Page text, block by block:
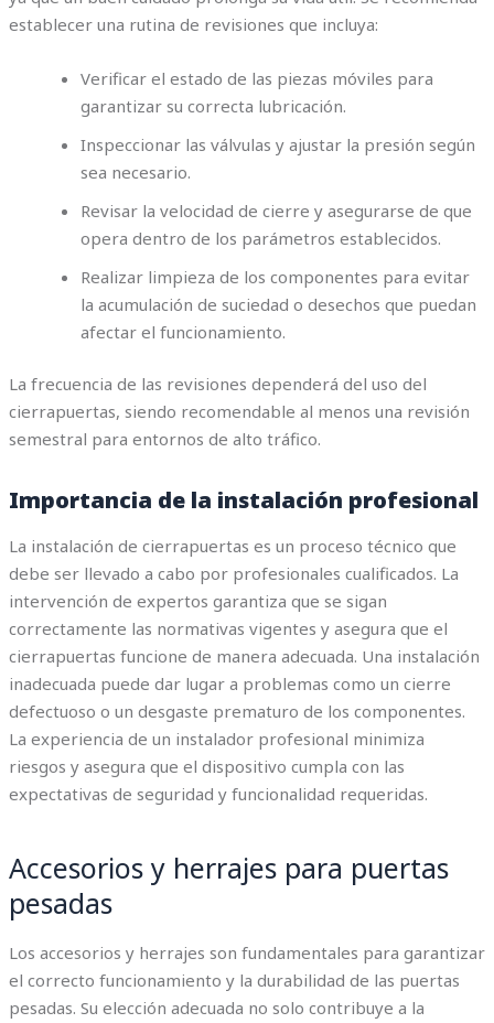
establecer una rutina de revisiones que incluya:
Verificar el estado de las piezas móviles para
garantizar su correcta lubricación.
Inspeccionar las válvulas y ajustar la presión según
sea necesario.
Revisar la velocidad de cierre y asegurarse de que
opera dentro de los parámetros establecidos.
Realizar limpieza de los componentes para evitar
la acumulación de suciedad o desechos que puedan
afectar el funcionamiento.
La frecuencia de las revisiones dependerá del uso del
cierrapuertas, siendo recomendable al menos una revisión
semestral para entornos de alto tráfico.
Importancia de la instalación profesional
La instalación de cierrapuertas es un proceso técnico que
debe ser llevado a cabo por profesionales cualificados. La
intervención de expertos garantiza que se sigan
correctamente las normativas vigentes y asegura que el
cierrapuertas funcione de manera adecuada. Una instalación
inadecuada puede dar lugar a problemas como un cierre
defectuoso o un desgaste prematuro de los componentes.
La experiencia de un instalador profesional minimiza
riesgos y asegura que el dispositivo cumpla con las
expectativas de seguridad y funcionalidad requeridas.
Accesorios y herrajes para puertas
pesadas
Los accesorios y herrajes son fundamentales para garantizar
el correcto funcionamiento y la durabilidad de las puertas
pesadas. Su elección adecuada no solo contribuye a la